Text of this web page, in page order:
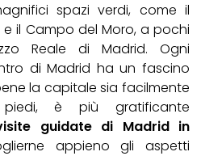
spazi verdi, come il
e il Campo del Moro, a pochi
Reale di Madrid. Ogni
di Madrid ha un fascino
la capitale sia facilmente
è più gratificante
guidate di Madrid in
appieno gli aspetti